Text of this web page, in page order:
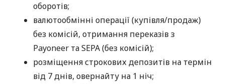
оборотів;
валютообмінні операції (купівля/продаж)
без комісій, отримання переказів з
Payoneer та SEPA (без комісій);
розміщення строкових депозитів на термін
від 7 днів, овернайту на 1 ніч;